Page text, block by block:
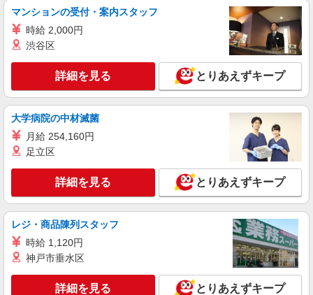
給1,335円
ライフ大崎百反通店 東京都品川区大崎4-13-2
詳細を見る
ライフ大崎百反通店（店舗コード864）
NEW
ネットスーパー
ライフ大崎百反通店 東京都品川区大崎4-13-2
キープ 詳細を見る
ライフ武蔵小山店（店舗コード836）
NEW
ライフ武蔵小山店 東京都品川区小山2－7－14
マンションの受付・案内スタッフ
時給 2,000円
渋谷区
詳細を見る とりあえずキープ
大学病院の中材滅菌
月給 254,160円
足立区
詳細を見る とりあえずキープ
レジ・商品陳列スタッフ
時給 1,120円
神戸市垂水区
詳細を見る とりあえずキープ